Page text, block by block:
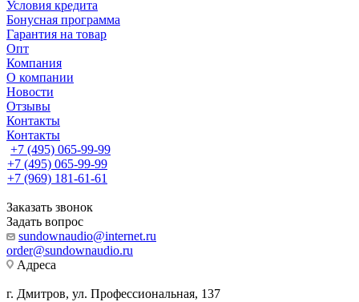
Условия кредита
Бонусная программа
Гарантия на товар
Опт
Компания
О компании
Новости
Отзывы
Контакты
Контакты
+7 (495) 065-99-99
+7 (495) 065-99-99
+7 (969) 181-61-61
Заказать звонок
Задать вопрос
sundownaudio@internet.ru
order@sundownaudio.ru
Адреса
г. Дмитров, ул. Профессиональная, 137